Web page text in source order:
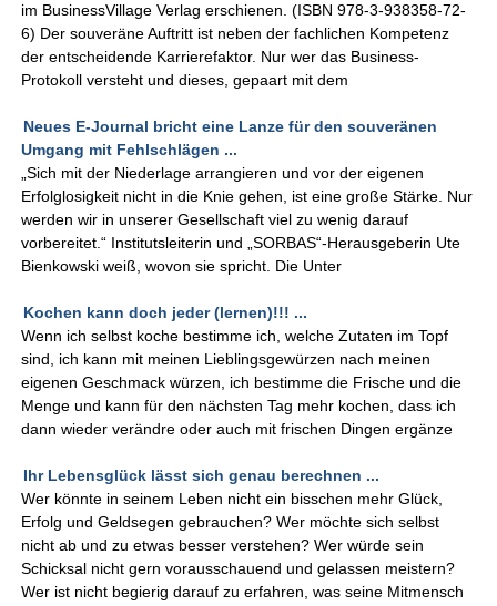
im BusinessVillage Verlag erschienen. (ISBN 978-3-938358-72-
6) Der souveräne Auftritt ist neben der fachlichen Kompetenz
der entscheidende Karrierefaktor. Nur wer das Business-
Protokoll versteht und dieses, gepaart mit dem
Neues E-Journal bricht eine Lanze für den souveränen
Umgang mit Fehlschlägen ...
„Sich mit der Niederlage arrangieren und vor der eigenen
Erfolglosigkeit nicht in die Knie gehen, ist eine große Stärke. Nur
werden wir in unserer Gesellschaft viel zu wenig darauf
vorbereitet.“ Institutsleiterin und „SORBAS“-Herausgeberin Ute
Bienkowski weiß, wovon sie spricht. Die Unter
Kochen kann doch jeder (lernen)!!! ...
Wenn ich selbst koche bestimme ich, welche Zutaten im Topf
sind, ich kann mit meinen Lieblingsgewürzen nach meinen
eigenen Geschmack würzen, ich bestimme die Frische und die
Menge und kann für den nächsten Tag mehr kochen, dass ich
dann wieder verändre oder auch mit frischen Dingen ergänze
Ihr Lebensglück lässt sich genau berechnen ...
Wer könnte in seinem Leben nicht ein bisschen mehr Glück,
Erfolg und Geldsegen gebrauchen? Wer möchte sich selbst
nicht ab und zu etwas besser verstehen? Wer würde sein
Schicksal nicht gern vorausschauend und gelassen meistern?
Wer ist nicht begierig darauf zu erfahren, was seine Mitmensch